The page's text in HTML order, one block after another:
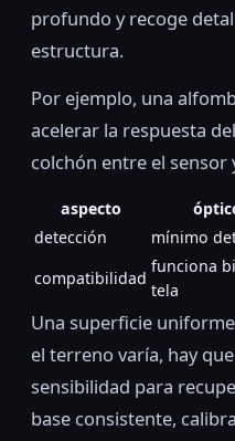
profundo y recoge
estructura.
Por ejemplo, una
acelerar la respuesta
colchón entre el sensor
aspecto
detección
mínimo
compatibilidad
funciona
tela
Una superficie
el terreno varía, hay
sensibilidad para
base consistente,